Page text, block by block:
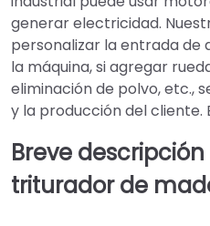
generar electricidad.
personalizar la entrada de
la máquina, si agregar
eliminación de polvo, etc.,
y la producción del cliente.
Breve
triturador de